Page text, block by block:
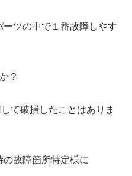
ツの中で１番故障しやす
？
て破損したことはありま
故障箇所特定様に